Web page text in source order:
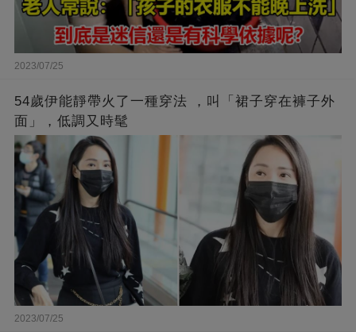
2023/07/25
54歲伊能靜帶火了一種穿法 ，叫「裙子穿在褲子外
面」，低調又時髦
2023/07/25